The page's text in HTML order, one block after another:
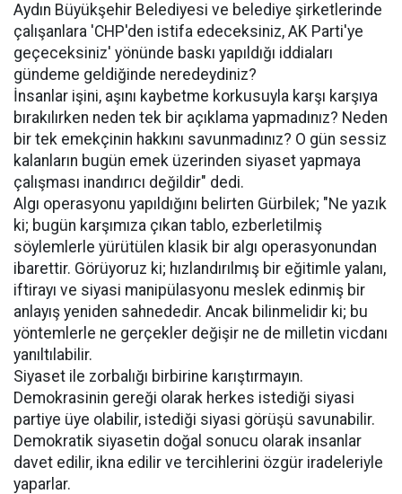
Aydın Büyükşehir Belediyesi ve belediye şirketlerinde
çalışanlara 'CHP'den istifa edeceksiniz, AK Parti'ye
geçeceksiniz' yönünde baskı yapıldığı iddiaları
gündeme geldiğinde neredeydiniz?
İnsanlar işini, aşını kaybetme korkusuyla karşı karşıya
bırakılırken neden tek bir açıklama yapmadınız? Neden
bir tek emekçinin hakkını savunmadınız? O gün sessiz
kalanların bugün emek üzerinden siyaset yapmaya
çalışması inandırıcı değildir" dedi.
Algı operasyonu yapıldığını belirten Gürbilek; "Ne yazık
ki; bugün karşımıza çıkan tablo, ezberletilmiş
söylemlerle yürütülen klasik bir algı operasyonundan
ibarettir. Görüyoruz ki; hızlandırılmış bir eğitimle yalanı,
iftirayı ve siyasi manipülasyonu meslek edinmiş bir
anlayış yeniden sahnededir. Ancak bilinmelidir ki; bu
yöntemlerle ne gerçekler değişir ne de milletin vicdanı
yanıltılabilir.
Siyaset ile zorbalığı birbirine karıştırmayın.
Demokrasinin gereği olarak herkes istediği siyasi
partiye üye olabilir, istediği siyasi görüşü savunabilir.
Demokratik siyasetin doğal sonucu olarak insanlar
davet edilir, ikna edilir ve tercihlerini özgür iradeleriyle
yaparlar.